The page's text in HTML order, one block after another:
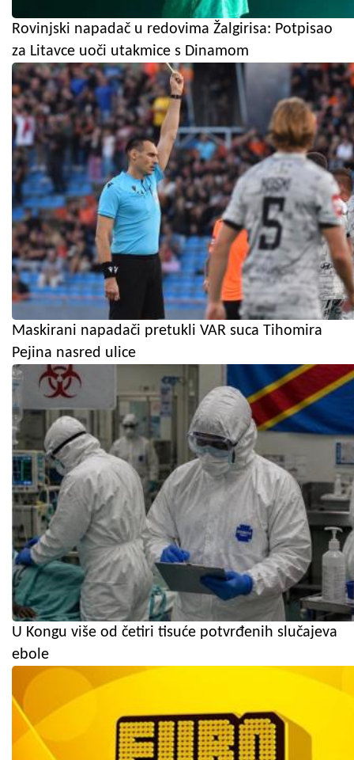
Rovinjski napadač u redovima Žalgirisa: Potpisao
za Litavce uoči utakmice s Dinamom
Maskirani napadači pretukli VAR suca Tihomira
Pejina nasred ulice
U Kongu više od četiri tisuće potvrđenih slučajeva
ebole